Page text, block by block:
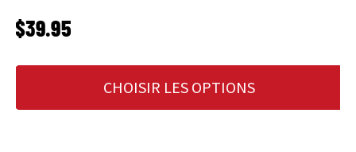
PRIX HABITUEL
$39.95
CHOISIR LES OPTIONS